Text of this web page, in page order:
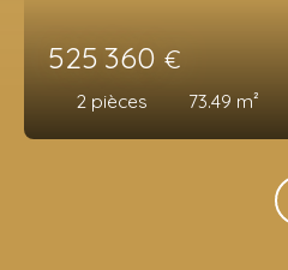
525 360 €
2 pièces 73.49 m²